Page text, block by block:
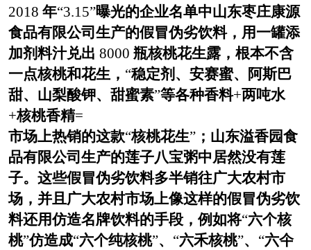
2018 年“3.15”曝光的企业名单中山东枣庄康源
食品有限公司生产的假冒伪劣饮料，用一罐添
加剂料汁兑出 8000 瓶核桃花生露，根本不含
一点核桃和花生， “稳定剂、安赛蜜、阿斯巴
甜、山梨酸钾、甜蜜素”等各种香料+两吨水
+核桃香精=
市场上热销的这款“核桃花生” ；山东溢香园食
品有限公司生产的莲子八宝粥中居然没有莲
子。这些假冒伪劣饮料多半销往广大农村市
场，并且广大农村市场上像这样的假冒伪劣饮
料还用仿造名牌饮料的手段，例如将“六个核
桃”仿造成“六个纯核桃”、 “六禾核桃”、 “六仐